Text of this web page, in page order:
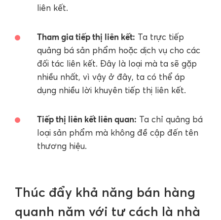
liên kết.
Tham gia tiếp thị liên kết: Ta trực tiếp
quảng bá sản phẩm hoặc dịch vụ cho các
đối tác liên kết. Đây là loại mà ta sẽ gặp
nhiều nhất, vì vậy ở đây, ta có thể áp
dụng nhiều lời khuyên tiếp thị liên kết.
Tiếp thị liên kết liên quan: Ta chỉ quảng bá
loại sản phẩm mà không đề cập đến tên
thương hiệu.
Thúc đẩy khả năng bán hàng
quanh năm với tư cách là nhà